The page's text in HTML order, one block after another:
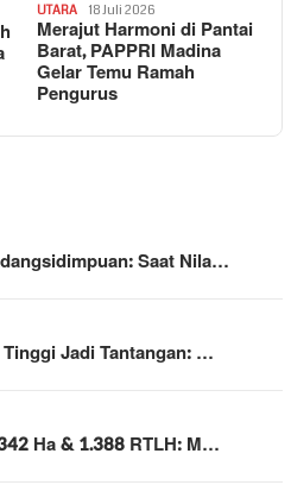
UTARA
18 Juli 2026
Merajut Harmoni di Pantai
Barat, PAPPRI Madina
Gelar Temu Ramah
Pengurus
Saat Nila…
Jadi Tantangan: …
Ha & 1.388 RTLH: M…